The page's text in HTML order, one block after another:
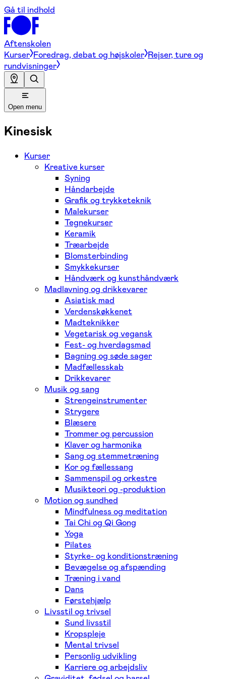
Gå til indhold
Aftenskolen
Kurser Foredrag, debat og højskoler Rejser, ture og
rundvisninger
Open menu
Kinesisk
Kurser
Kreative kurser
Syning
Håndarbejde
Grafik og trykketeknik
Malekurser
Tegnekurser
Keramik
Træarbejde
Blomsterbinding
Smykkekurser
Håndværk og kunsthåndværk
Madlavning og drikkevarer
Asiatisk mad
Verdenskøkkenet
Madteknikker
Vegetarisk og vegansk
Fest- og hverdagsmad
Bagning og søde sager
Madfællesskab
Drikkevarer
Musik og sang
Strengeinstrumenter
Strygere
Blæsere
Trommer og percussion
Klaver og harmonika
Sang og stemmetræning
Kor og fællessang
Sammenspil og orkestre
Musikteori og -produktion
Motion og sundhed
Mindfulness og meditation
Tai Chi og Qi Gong
Yoga
Pilates
Styrke- og konditionstræning
Bevægelse og afspænding
Træning i vand
Dans
Førstehjælp
Livsstil og trivsel
Sund livsstil
Kropspleje
Mental trivsel
Personlig udvikling
Karriere og arbejdsliv